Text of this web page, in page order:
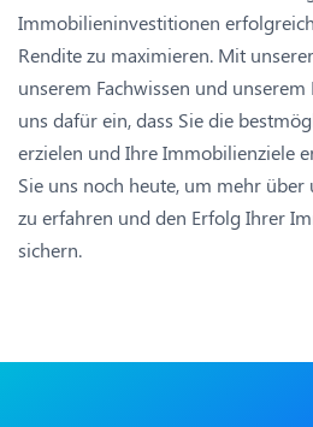
Immobilieninvestitionen
Rendite zu maximieren. Mit
unserem Fachwissen und
uns dafür ein, dass Sie die
erzielen und Ihre Immobilienziele
Sie uns noch heute, um mehr
zu erfahren und den Erfolg Ihrer
sichern.